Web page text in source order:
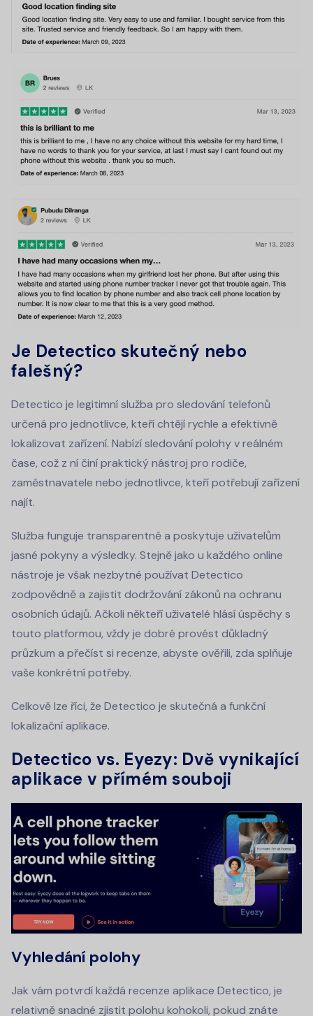
Je Detectico skutečný nebo
falešný?
Detectico je legitimní služba pro sledování telefonů
určená pro jednotlivce, kteří chtějí rychle a efektivně
lokalizovat zařízení. Nabízí sledování polohy v reálném
čase, což z ní činí praktický nástroj pro rodiče,
zaměstnavatele nebo jednotlivce, kteří potřebují zařízení
najít.
Služba funguje transparentně a poskytuje uživatelům
jasné pokyny a výsledky. Stejně jako u každého online
nástroje je však nezbytné používat Detectico
zodpovědně a zajistit dodržování zákonů na ochranu
osobních údajů. Ačkoli někteří uživatelé hlásí úspěchy s
touto platformou, vždy je dobré provést důkladný
průzkum a přečíst si recenze, abyste ověřili, zda splňuje
vaše konkrétní potřeby.
Celkově lze říci, že Detectico je skutečná a funkční
lokalizační aplikace.
Detectico vs. Eyezy: Dvě vynikající
aplikace v přímém souboji
Vyhledání polohy
Jak vám potvrdí každá recenze aplikace Detectico, je
relativně snadné zjistit polohu kohokoli, pokud znáte